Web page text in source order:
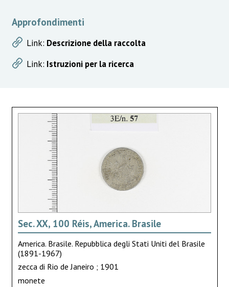
Approfondimenti
Link: Descrizione della raccolta
Link: Istruzioni per la ricerca
Sec. XX, 100 Réis, America. Brasile
America. Brasile. Repubblica degli Stati Uniti del Brasile
(1891-1967)
zecca di Rio de Janeiro ; 1901
monete